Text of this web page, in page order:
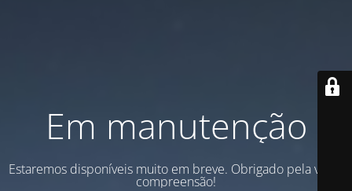
Em manutenção
Estaremos disponíveis muito em breve. Obrigado pela vossa
compreensão!